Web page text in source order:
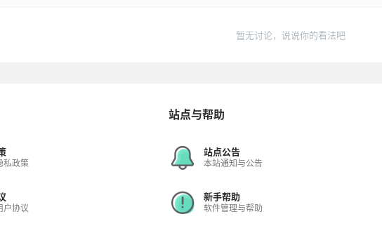
暂无讨论，说说你的看法吧
私政策
户协议
站点与帮助
站点公告
本站通知与公告
新手帮助
软件管理与帮助